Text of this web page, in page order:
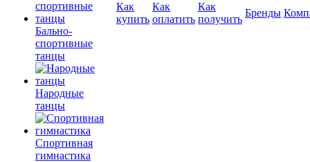
Бально-
спортивные
танцы
Народные
танцы
Спортивная
гимнастика
Как
купить
Как
оплатить
Как
получить
Бренды